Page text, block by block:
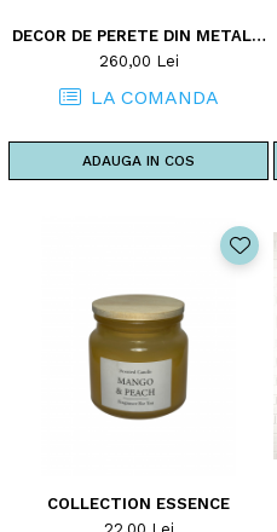
DECOR DE PERETE DIN METAL -
POMUL VIETII - MODEL TREE2
260,00 Lei
LA COMANDA
ADAUGA IN COS
COLLECTION ESSENCE